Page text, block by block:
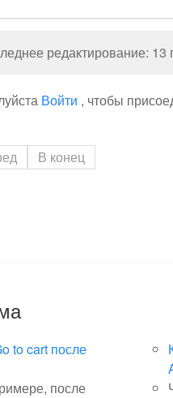
редактирование:
Войти , чтобы
В конец
to cart после
после